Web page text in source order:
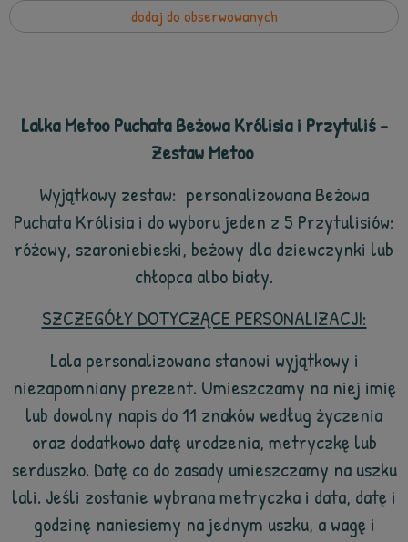
dodaj do obserwowanych
Lalka Metoo Puchata Beżowa Królisia i Przytuliś -
Zestaw Metoo
Wyjątkowy zestaw: personalizowana Beżowa
Puchata Królisia i do wyboru jeden z 5 Przytulisiów:
różowy, szaroniebieski, beżowy dla dziewczynki lub
chłopca albo biały.
SZCZEGÓŁY DOTYCZĄCE PERSONALIZACJI:
Lala personalizowana stanowi wyjątkowy i
niezapomniany prezent. Umieszczamy na niej imię
lub dowolny napis do 11 znaków według życzenia
oraz dodatkowo datę urodzenia, metryczkę lub
serduszko. Datę co do zasady umieszczamy na uszku
lali. Jeśli zostanie wybrana metryczka i data, datę i
godzinę naniesiemy na jednym uszku, a wagę i